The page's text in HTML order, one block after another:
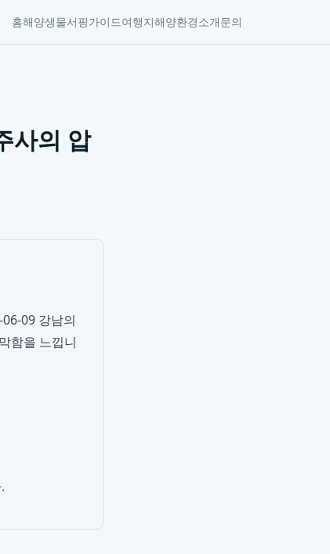
홈해양생물서핑가이드여행지해양환경소개문의
사의 압
09 강남의
함을 느낍니